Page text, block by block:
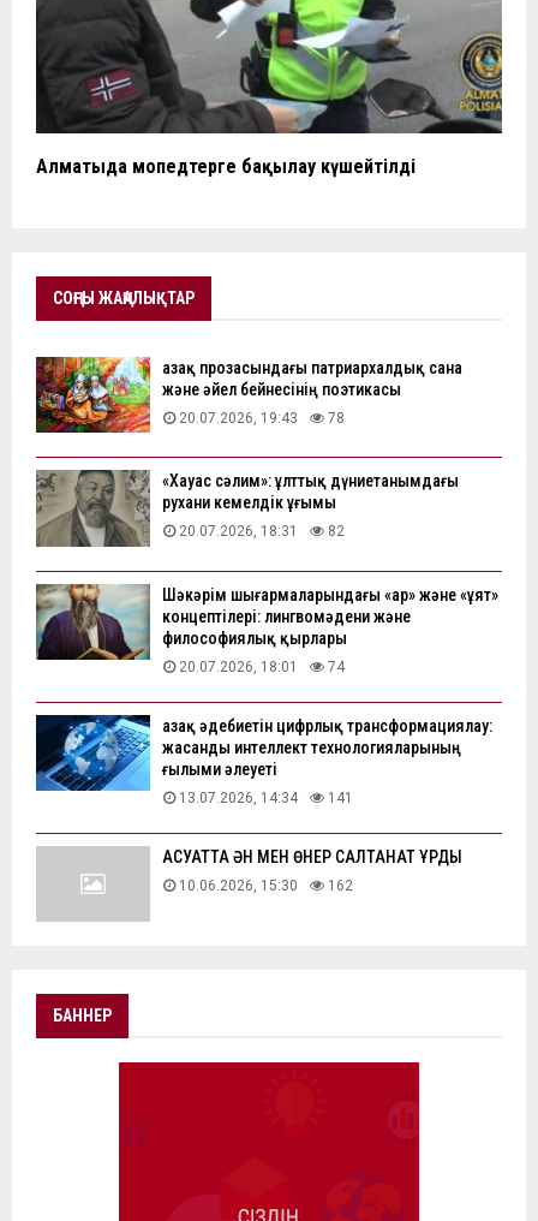
Алматыда мопедтерге бақылау күшейтілді
СОҢҒЫ ЖАҢАЛЫҚТАР
Қазақ прозасындағы патриархалдық сана
және әйел бейнесінің поэтикасы
20.07.2026, 19:43 78
«Хауас сәлим»: ұлттық дүниетанымдағы
рухани кемелдік ұғымы
20.07.2026, 18:31 82
Шәкәрім шығармаларындағы «ар» және «ұят»
концептілері: лингвомәдени және
философиялық қырлары
20.07.2026, 18:01 74
Қазақ әдебиетін цифрлық трансформациялау:
жасанды интеллект технологияларының
ғылыми әлеуеті
13.07.2026, 14:34 141
АҚСУАТТА ӘН МЕН ӨНЕР САЛТАНАТ ҚҰРДЫ
10.06.2026, 15:30 162
БАННЕР